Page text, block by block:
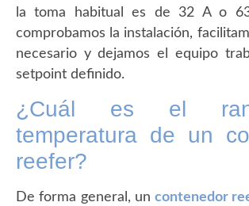
la toma habitual es de 32 A o
comprobamos la instalación,
necesario y dejamos el equipo
setpoint definido.
¿Cuál es el
temperatura de un
reefer?
De forma general, uncontenedor